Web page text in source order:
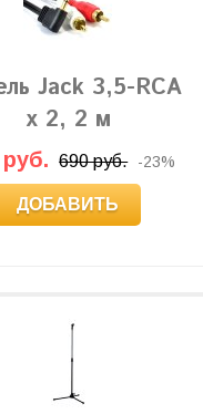
Jack 3,5-RCA
x 2, 2 м
690 руб. -23%
ДОБАВИТЬ